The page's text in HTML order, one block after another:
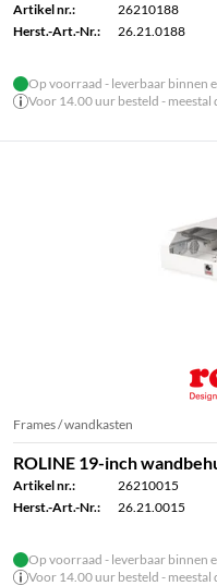
Artikel nr.:
26210188
Herst.-Art.-Nr.:
26.21.0188
Op voorraad - leverbaar binnen
Voor 14.00 uur besteld - meestal
Frames / wandkasten
ROLINE 19-inch
Artikel nr.:
26210015
Herst.-Art.-Nr.:
26.21.0015
Op voorraad - leverbaar binnen
Voor 14.00 uur besteld - meestal